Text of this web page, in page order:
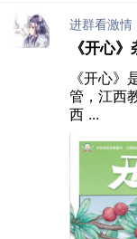
进群看激情
《开心
《开心
管，江西
西 ...